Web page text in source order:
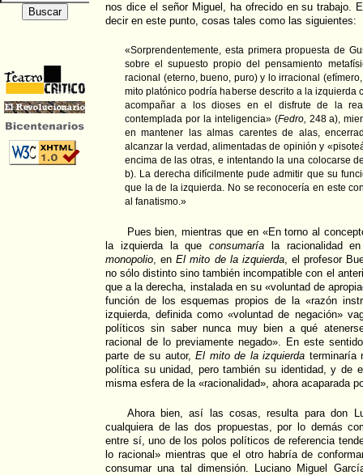
nos dice el señor Miguel, ha ofrecido en su trabajo.
decir en este punto, cosas tales como las siguientes:
«Sorprendentemente, esta primera propuesta de
sobre el supuesto propio del pensamiento
racional (eterno, bueno, puro) y lo irracional
mito platónico podría haberse descrito a la izquierda
acompañar a los dioses en el disfrute de la
contemplada por la inteligencia» (Fedro, 248 a),
en mantener las almas carentes de alas,
alcanzar la verdad, alimentadas de opinión y
encima de las otras, e intentando la una colocarse
b). La derecha difícilmente pude admitir que su
que la de la izquierda. No se reconocería en este
al fanatismo.»
Pues bien, mientras que en «En torno al
la izquierda la que consumaría
la racionalidad
monopolio, enEl mito de la izquierda, el profesor
no sólo distinto sino también incompatible con el
que a la derecha, instalada en su «voluntad de
función de los esquemas propios de la «razón
izquierda, definida como «voluntad de negación»
políticos sin saber nunca muy bien a qué
racional de lo previamente negado». En este
parte de su autor, El mito de la izquierda terminaría
política su unidad, pero también su identidad, y de
misma esfera de la «racionalidad», ahora acaparada
Ahora bien, así las cosas, resulta para don
cualquiera de las dos propuestas, por lo demás
entre sí, uno de los polos políticos de referencia
lo racional» mientras que el otro habría de
consumar una tal dimensión. Luciano Miguel